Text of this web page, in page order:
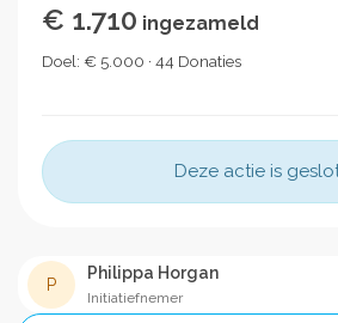
€ 1.710 ingezameld
Doel: € 5.000 · 44 Donaties
Deze actie is
P
Philippa Horgan
Initiatiefnemer